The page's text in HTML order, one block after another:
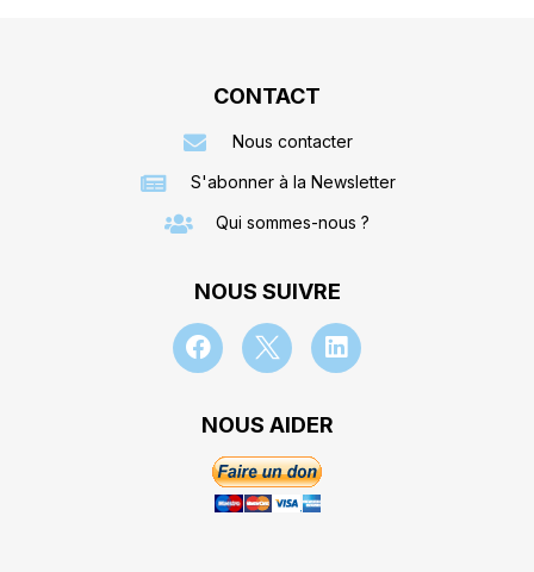
CONTACT
Nous contacter
S'abonner à la Newsletter
Qui sommes-nous ?
NOUS SUIVRE
NOUS AIDER